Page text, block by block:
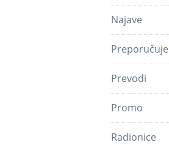
Najave
Prevodi
Promo
Radionice